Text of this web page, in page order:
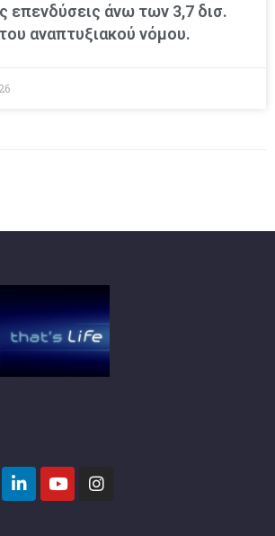
επενδύσεις άνω των 3,7 δισ.
αναπτυξιακού νόμου.